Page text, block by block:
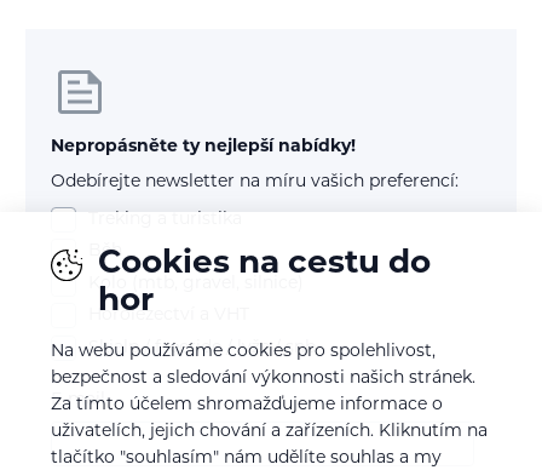
Nepropásněte ty nejlepší nabídky!
Odebírejte newsletter na míru vašich preferencí:
Běh
Kolo (mtb, gravel, silnice)
Horolezectví a VHT
Skialp / freeride / lyže / snb
E-mail
Cookies na cestu do
hor
Na webu používáme cookies pro spolehlivost,
bezpečnost a sledování výkonnosti našich stránek.
Za tímto účelem shromažďujeme informace o
uživatelích, jejich chování a zařízeních. Kliknutím na
tlačítko "souhlasím" nám udělíte souhlas a my